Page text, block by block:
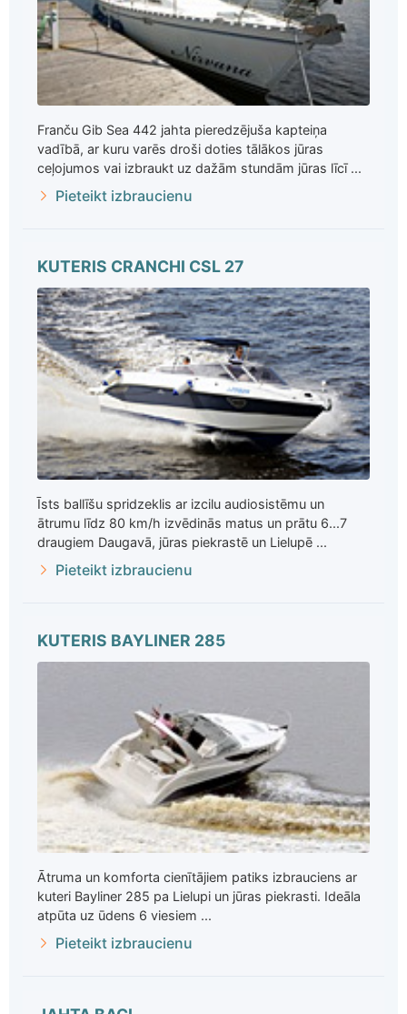
Franču Gib Sea 442 jahta pieredzējuša kapteiņa
vadībā, ar kuru varēs droši doties tālākos jūras
ceļojumos vai izbraukt uz dažām stundām jūras līcī ...
Pieteikt izbraucienu
KUTERIS CRANCHI CSL 27
Īsts ballīšu spridzeklis ar izcilu audiosistēmu un
ātrumu līdz 80 km/h izvēdinās matus un prātu 6...7
draugiem Daugavā, jūras piekrastē un Lielupē ...
Pieteikt izbraucienu
KUTERIS BAYLINER 285
Ātruma un komforta cienītājiem patiks izbrauciens ar
kuteri Bayliner 285 pa Lielupi un jūras piekrasti. Ideāla
atpūta uz ūdens 6 viesiem ...
Pieteikt izbraucienu